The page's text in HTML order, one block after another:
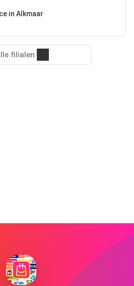
in Alkmaar
filialen